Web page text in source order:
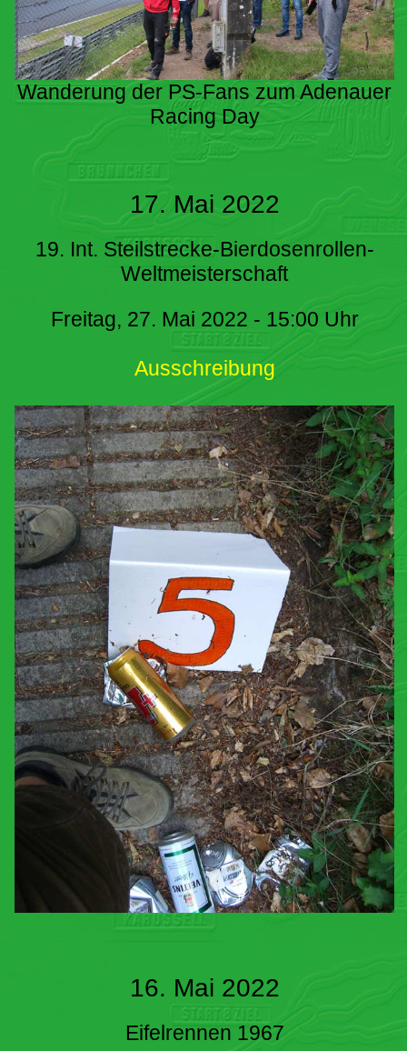
Wanderung der PS-Fans zum Adenauer
Racing Day
17. Mai 2022
19. Int. Steilstrecke-Bierdosenrollen-
Weltmeisterschaft
Freitag, 27. Mai 2022 - 15:00 Uhr
Ausschreibung
16. Mai 2022
Eifelrennen 1967